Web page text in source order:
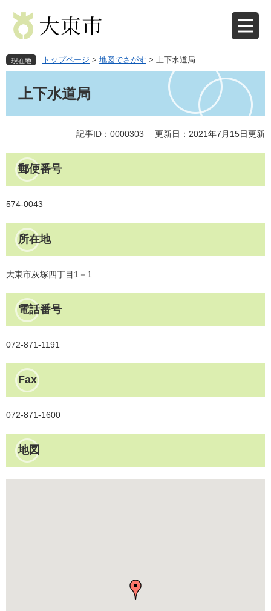
先
頭
を
飛
現在地 トップページ > 地図でさがす > 上下水道局
上下水道局
記事ID：0000303 更新日：2021年7月15日更新
郵便番号
574-0043
所在地
大東市灰塚四丁目1－1
電話番号
072-871-1191
Fax
072-871-1600
地図